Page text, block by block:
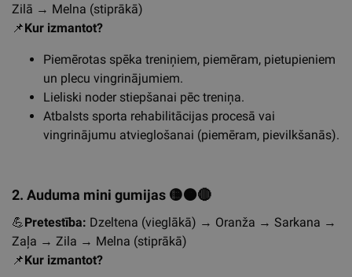
Zilā → Melna (stiprākā)
📌Kur izmantot?
Piemērotas spēka treniņiem, piemēram, pietupieniem
un plecu vingrinājumiem.
Lieliski noder stiepšanai pēc treniņa.
Atbalsts sporta rehabilitācijas procesā vai
vingrinājumu atvieglošanai (piemēram, pievilkšanās).
2. Auduma mini gumijas 🟡🟠🔴
💪Pretestība: Dzeltena (vieglākā) → Oranža → Sarkana →
Zaļa → Zila → Melna (stiprākā)
📌Kur izmantot?